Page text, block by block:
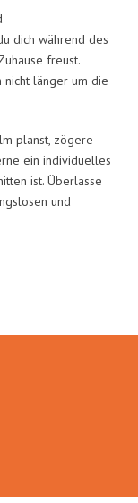
dich während des
freust.
nicht länger um die
planst, zögere
ein individuelles
ist. Überlasse
und